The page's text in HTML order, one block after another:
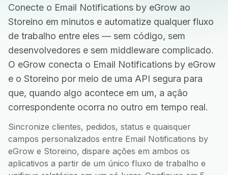
Conecte o Email Notifications by eGrow ao
Storeino em minutos e automatize qualquer fluxo
de trabalho entre eles — sem código, sem
desenvolvedores e sem middleware complicado.
O eGrow conecta o Email Notifications by eGrow
e o Storeino por meio de uma API segura para
que, quando algo acontece em um, a ação
correspondente ocorra no outro em tempo real.
Sincronize clientes, pedidos, status e quaisquer
campos personalizados entre Email Notifications by
eGrow e Storeino, dispare ações em ambos os
aplicativos a partir de um único fluxo de trabalho e